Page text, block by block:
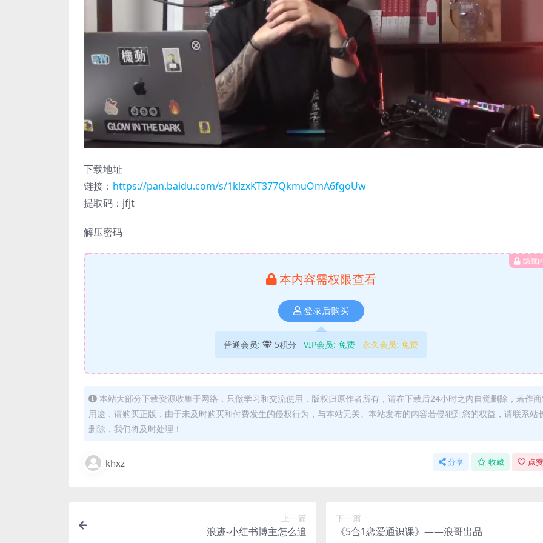
下载地址
链接： https://pan.baidu.com/s/1klzxKT377QkmuOmA6fgoUw
提取码：jfjt
解压密码
隐藏
本内容需权限查看
登录后购买
普通会员: 5积分 VIP会员: 免费 永久会员: 免费
本站大部分下载资源收集于网络，只做学习和交流使用，版权归原作者所有，请在下载后24小时之内自觉删除，若作
用途，请购买正版，由于未及时购买和付费发生的侵权行为，与本站无关。本站发布的内容若侵犯到您的权益，请联系站
删除，我们将及时处理！
khxz 分享 收藏 点
上一篇
浪迹-小红书博主怎么追
下一篇
《5合1恋爱通识课》——浪哥出品